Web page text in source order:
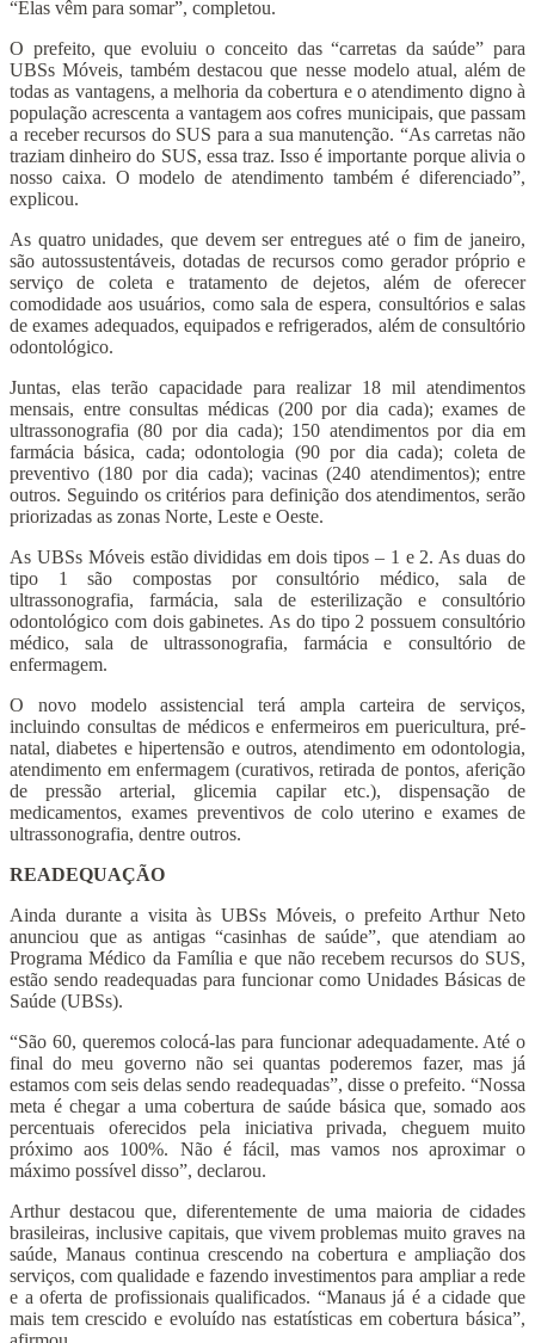
“Elas vêm para somar”, completou.
O prefeito, que evoluiu o conceito das “carretas da saúde” para
UBSs Móveis, também destacou que nesse modelo atual, além de
todas as vantagens, a melhoria da cobertura e o atendimento digno à
população acrescenta a vantagem aos cofres municipais, que passam
a receber recursos do SUS para a sua manutenção. “As carretas não
traziam dinheiro do SUS, essa traz. Isso é importante porque alivia o
nosso caixa. O modelo de atendimento também é diferenciado”,
explicou.
As quatro unidades, que devem ser entregues até o fim de janeiro,
são autossustentáveis, dotadas de recursos como gerador próprio e
serviço de coleta e tratamento de dejetos, além de oferecer
comodidade aos usuários, como sala de espera, consultórios e salas
de exames adequados, equipados e refrigerados, além de consultório
odontológico.
Juntas, elas terão capacidade para realizar 18 mil atendimentos
mensais, entre consultas médicas (200 por dia cada); exames de
ultrassonografia (80 por dia cada); 150 atendimentos por dia em
farmácia básica, cada; odontologia (90 por dia cada); coleta de
preventivo (180 por dia cada); vacinas (240 atendimentos); entre
outros. Seguindo os critérios para definição dos atendimentos, serão
priorizadas as zonas Norte, Leste e Oeste.
As UBSs Móveis estão divididas em dois tipos – 1 e 2. As duas do
tipo 1 são compostas por consultório médico, sala de
ultrassonografia, farmácia, sala de esterilização e consultório
odontológico com dois gabinetes. As do tipo 2 possuem consultório
médico, sala de ultrassonografia, farmácia e consultório de
enfermagem.
O novo modelo assistencial terá ampla carteira de serviços,
incluindo consultas de médicos e enfermeiros em puericultura, pré-
natal, diabetes e hipertensão e outros, atendimento em odontologia,
atendimento em enfermagem (curativos, retirada de pontos, aferição
de pressão arterial, glicemia capilar etc.), dispensação de
medicamentos, exames preventivos de colo uterino e exames de
ultrassonografia, dentre outros.
READEQUAÇÃO
Ainda durante a visita às UBSs Móveis, o prefeito Arthur Neto
anunciou que as antigas “casinhas de saúde”, que atendiam ao
Programa Médico da Família e que não recebem recursos do SUS,
estão sendo readequadas para funcionar como Unidades Básicas de
Saúde (UBSs).
“São 60, queremos colocá-las para funcionar adequadamente. Até o
final do meu governo não sei quantas poderemos fazer, mas já
estamos com seis delas sendo readequadas”, disse o prefeito. “Nossa
meta é chegar a uma cobertura de saúde básica que, somado aos
percentuais oferecidos pela iniciativa privada, cheguem muito
próximo aos 100%. Não é fácil, mas vamos nos aproximar o
máximo possível disso”, declarou.
Arthur destacou que, diferentemente de uma maioria de cidades
brasileiras, inclusive capitais, que vivem problemas muito graves na
saúde, Manaus continua crescendo na cobertura e ampliação dos
serviços, com qualidade e fazendo investimentos para ampliar a rede
e a oferta de profissionais qualificados. “Manaus já é a cidade que
mais tem crescido e evoluído nas estatísticas em cobertura básica”,